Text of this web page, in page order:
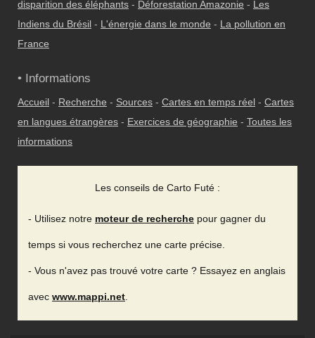
disparition des éléphants - Déforestation Amazonie - Les
Indiens du Brésil - L'énergie dans le monde - La pollution en
France
• Informations
Accueil - Recherche - Sources - Cartes en temps réel - Cartes
en langues étrangères - Exercices de géographie - Toutes les
informations
Les conseils de Carto Futé :
- Utilisez notre moteur de recherche pour gagner du
temps si vous recherchez une carte précise.
- Vous n'avez pas trouvé votre carte ? Essayez en anglais
avec www.mappi.net